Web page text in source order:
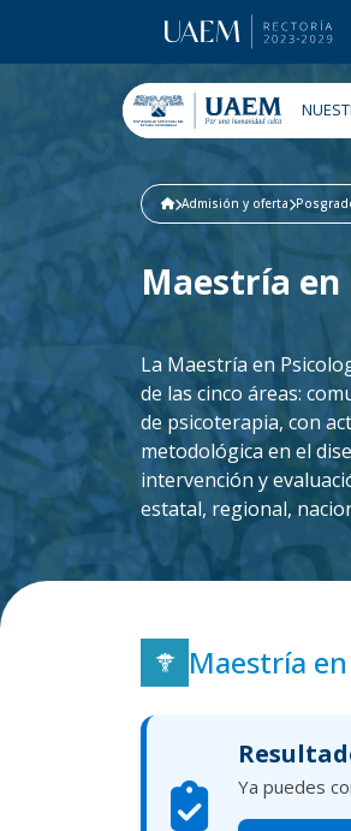
Admisión y oferta
Maestría en
La Maestría en
de las cinco áreas:
de psicoterapia, con
metodológica en el
intervención y
estatal, regional,
Maestría
Ya puedes